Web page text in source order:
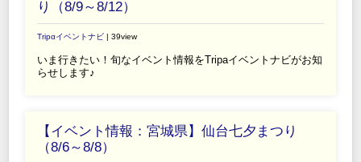
り（8/9～8/12）
Tripαイベントナビ | 39view
いま行きたい！旬なイベント情報をTripaイベントナビがお知
らせします♪
【イベント情報：宮城県】仙台七夕まつり
（8/6～8/8）